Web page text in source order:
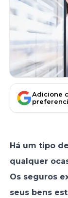
Adicione
Há um tipo
qualquer
Os seguros
seus bens